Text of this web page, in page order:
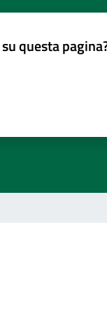
questa